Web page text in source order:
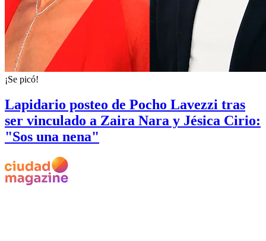
¡Se picó!
Lapidario posteo de Pocho Lavezzi tras
ser vinculado a Zaira Nara y Jésica Cirio:
"Sos una nena"